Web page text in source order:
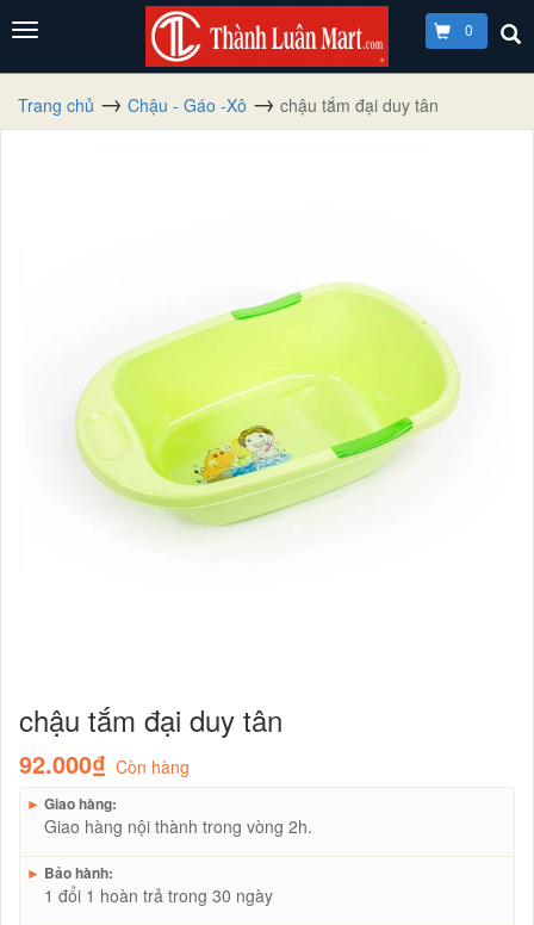
0
Trang chủ Chậu - Gáo -Xô chậu tắm đại duy tân
chậu tắm đại duy tân
92.000₫ Còn hàng
► Giao hàng:
Giao hàng nội thành trong vòng 2h.
► Bảo hành:
1 đổi 1 hoàn trả trong 30 ngày